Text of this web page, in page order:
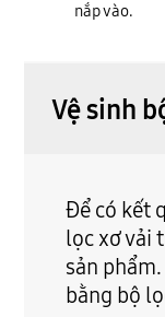
nắp vào.
Vệ sinh
Để có kết
lọc xơ vải
sản
bằng bộ